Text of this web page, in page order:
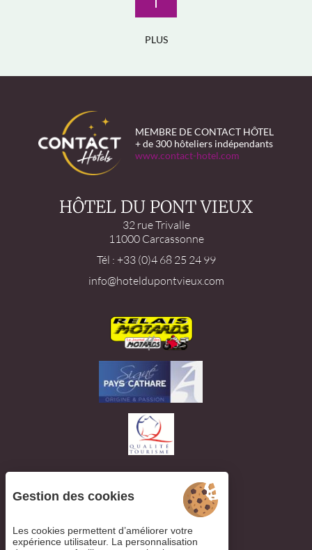
PLUS
MEMBRE DE CONTACT HÔTEL
+ de 300 hôteliers indépendants
www.contact-hotel.com
HÔTEL DU PONT VIEUX
32 rue Trivalle
11000 Carcassonne
Tél : +33 (0)4 68 25 24 99
info@hoteldupontvieux.com
Voir les avis
Gestion des cookies
Les cookies permettent d’améliorer votre
expérience utilisateur. La personnalisation